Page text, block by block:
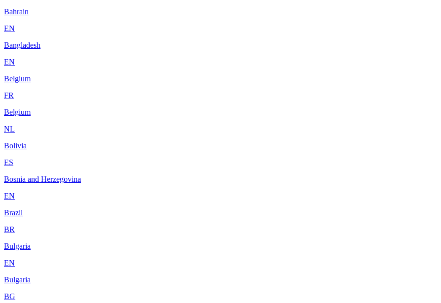
Bahrain
EN
Bangladesh
EN
Belgium
FR
Belgium
NL
Bolivia
ES
Bosnia and Herzegovina
EN
Brazil
BR
Bulgaria
EN
Bulgaria
BG